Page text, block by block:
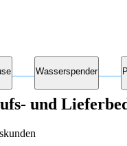
Wasserspender
und